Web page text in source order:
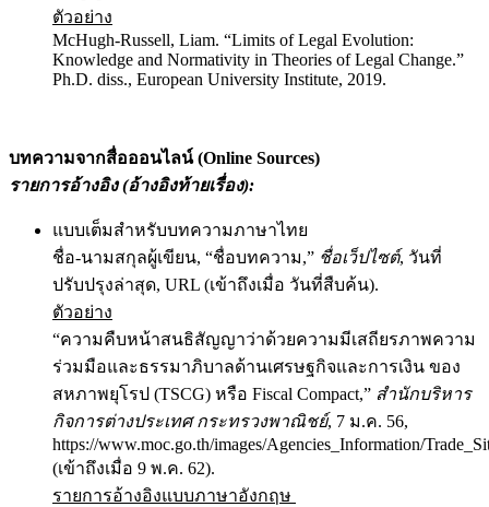
ตัวอย่าง
McHugh-Russell, Liam. “Limits of Legal Evolution:
Knowledge and Normativity in Theories of Legal Change.”
Ph.D. diss., European University Institute, 2019.
บทความจากสื่อออนไลน์ (Online Sources)
รายการอ้างอิง (อ้างอิงท้ายเรื่อง):
แบบเต็มสำหรับบทความภาษาไทย
ชื่อ-นามสกุลผู้เขียน, “ชื่อบทความ,” ชื่อเว็ปไซต์, วันที่
ปรับปรุงล่าสุด, URL (เข้าถึงเมื่อ วันที่สืบค้น).
ตัวอย่าง
“ความคืบหน้าสนธิสัญญาว่าด้วยความมีเสถียรภาพความ
ร่วมมือและธรรมาภิบาลด้านเศรษฐกิจและการเงิน ของ
สหภาพยุโรป (TSCG) หรือ Fiscal Compact,” สำนักบริหาร
กิจการต่างประเทศ กระทรวงพาณิชย์, 7 ม.ค. 56,
https://www.moc.go.th/images/Agencies_Information/
(เข้าถึงเมื่อ 9 พ.ค. 62).
รายการอ้างอิงแบบภาษาอังกฤษ